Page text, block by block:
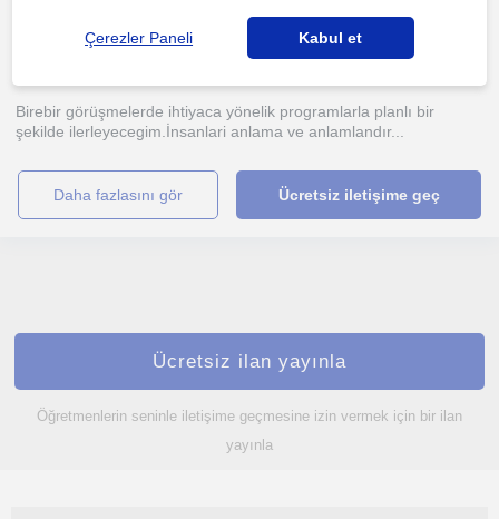
Çevrimiçi dersler
Birebir görüşmelerde ihtiyaca yönelik programlarla planlı bir
şekilde ilerleyecegim.İnsanlari anlama ve anlamlandır...
daha fazlasını gör Ücretsiz iletişime geç
Ücretsiz ilan yayınla
Öğretmenlerin seninle iletişime geçmesine izin vermek için bir ilan
yayınla
Çerezler Paneli Kabul et